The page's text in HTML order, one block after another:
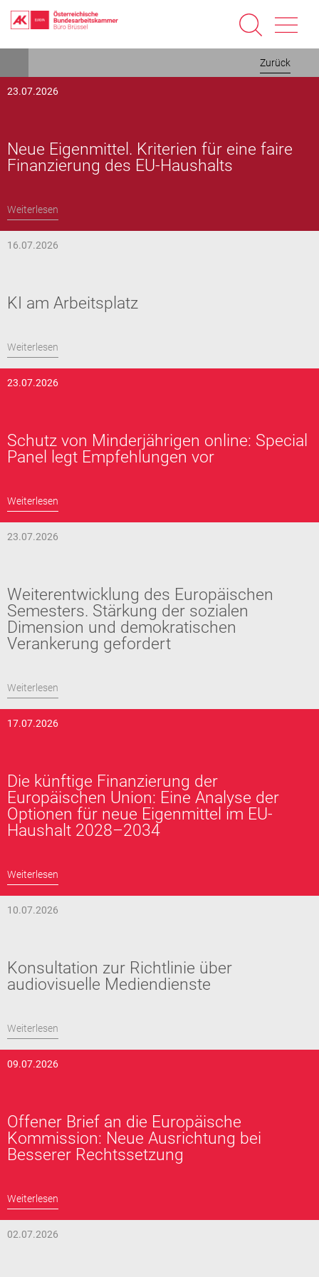
Zurück
23.07.2026
Neue Eigenmittel. Kriterien für eine faire
Finanzierung des EU-Haushalts
Weiterlesen
16.07.2026
KI am Arbeitsplatz
Weiterlesen
23.07.2026
Schutz von Minderjährigen online: Special
Panel legt Empfehlungen vor
Weiterlesen
23.07.2026
Weiterentwicklung des Europäischen
Semesters. Stärkung der sozialen
Dimension und demokratischen
Verankerung gefordert
Weiterlesen
17.07.2026
Die künftige Finanzierung der
Europäischen Union: Eine Analyse der
Optionen für neue Eigenmittel im EU-
Haushalt 2028–2034
Weiterlesen
10.07.2026
Konsultation zur Richtlinie über
audiovisuelle Mediendienste
Weiterlesen
09.07.2026
Offener Brief an die Europäische
Kommission: Neue Ausrichtung bei
Besserer Rechtssetzung
Weiterlesen
02.07.2026